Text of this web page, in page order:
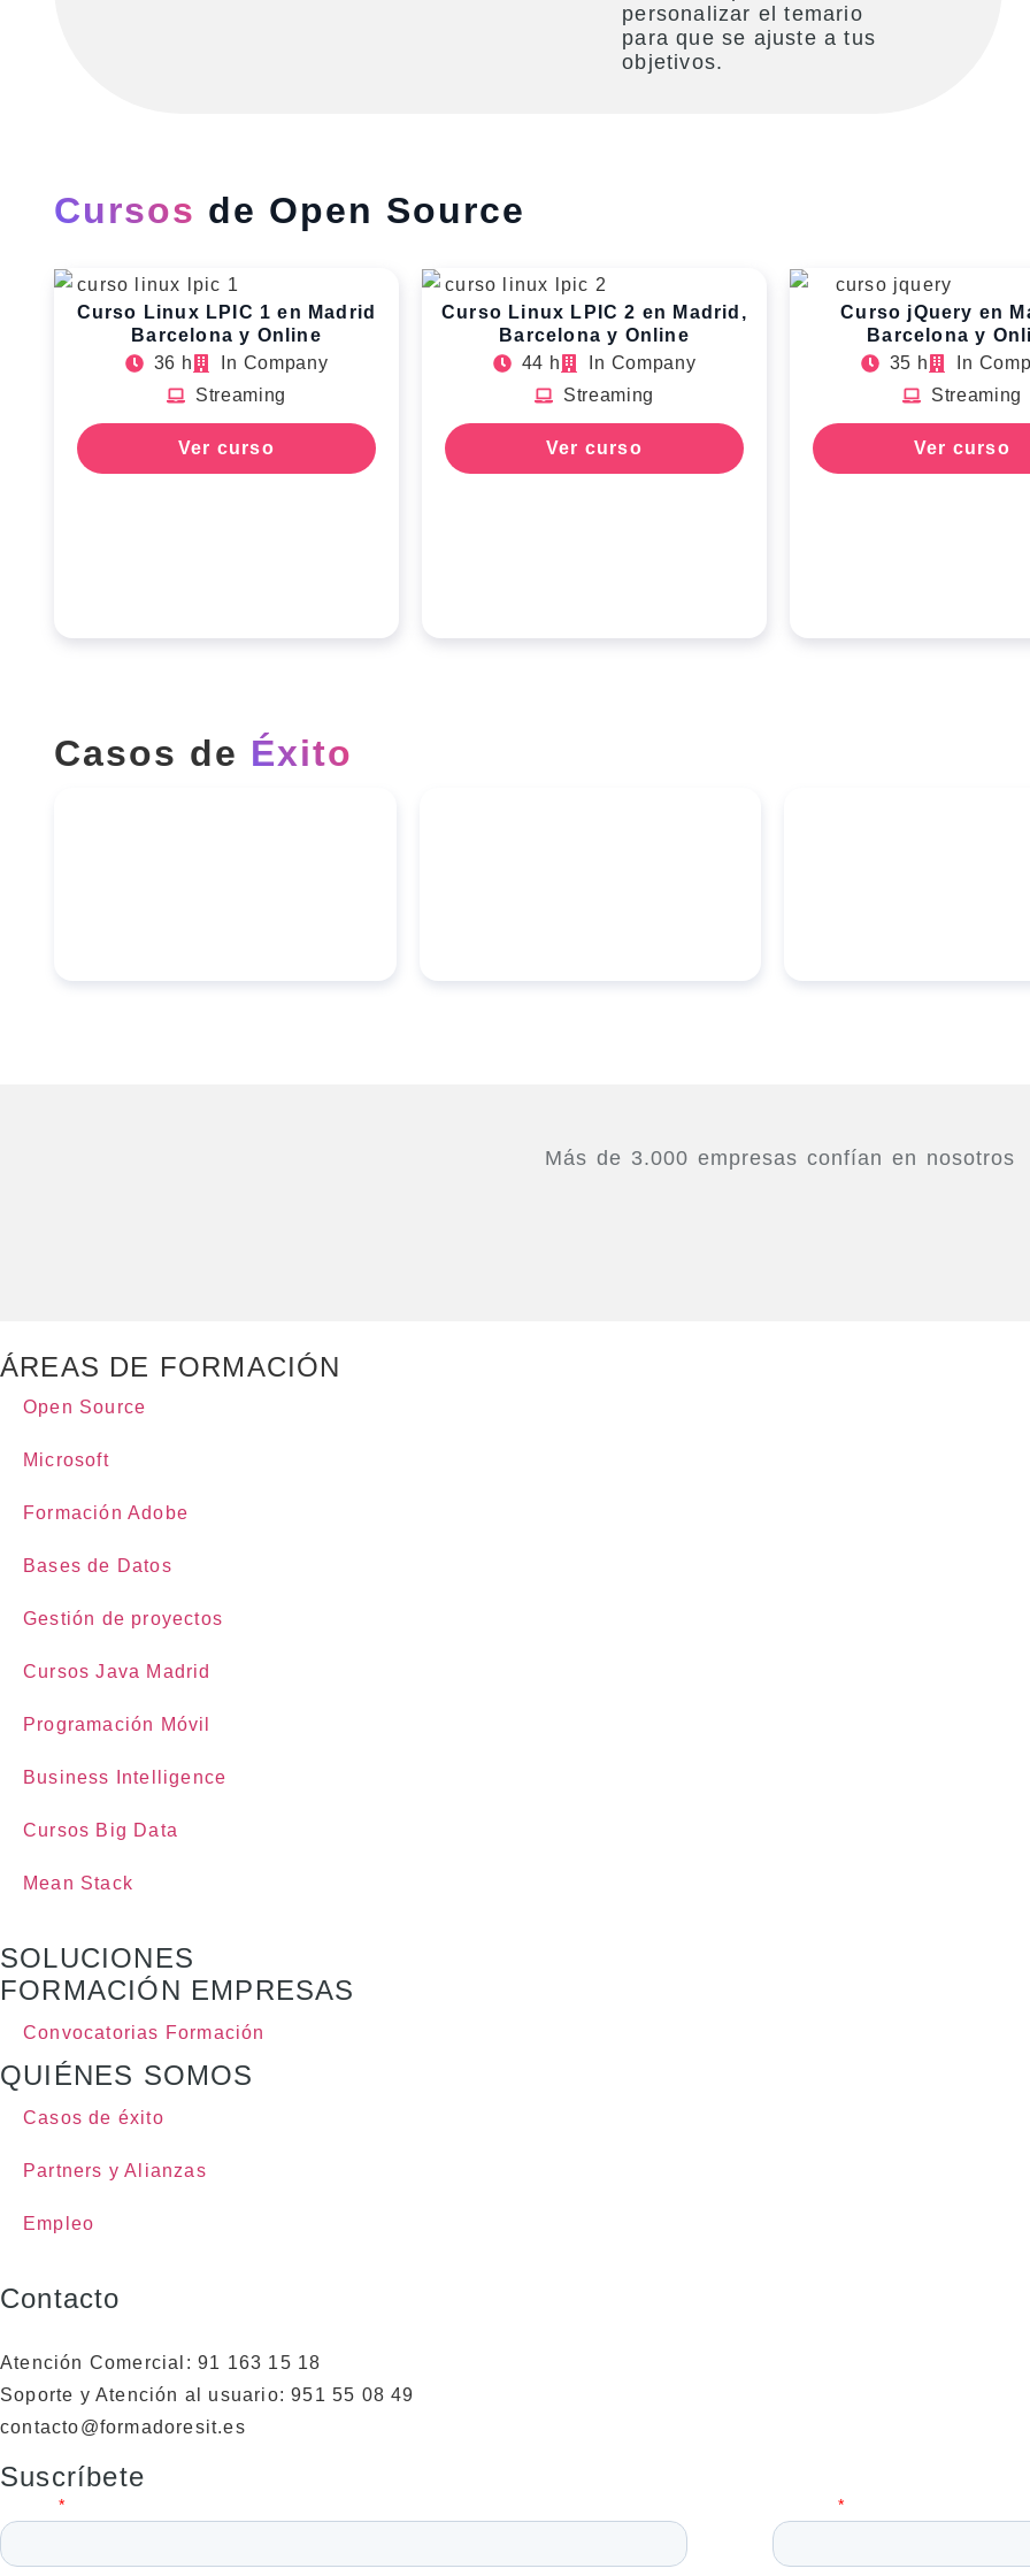
personalizar el temario
para que se ajuste a tus
objetivos.
Cursos de Open Source
Curso Linux LPIC 1 en Madrid
Barcelona y Online
36 h
In Company
Streaming
Ver curso
Curso Linux LPIC 2 en Madrid,
Barcelona y Online
44 h
In Company
Streaming
Ver curso
Curso jQuery en
Barcelona y
35 h
In
Streaming
Ver curso
Casos de Éxito
Más de 3.000 empresas confían en nosotros
ÁREAS DE FORMACIÓN
Open Source
Microsoft
Formación Adobe
Bases de Datos
Gestión de proyectos
Cursos Java Madrid
Programación Móvil
Business Intelligence
Cursos Big Data
Mean Stack
SOLUCIONES
FORMACIÓN EMPRESAS
Convocatorias Formación
QUIÉNES SOMOS
Casos de éxito
Partners y Alianzas
Empleo
Contacto
Atención Comercial: 91 163 15 18
Soporte y Atención al usuario: 951 55 08 49
contacto@formadoresit.es
Suscríbete